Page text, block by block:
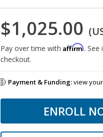
$1,025.00
Pay over time with Affirm.
checkout.
Payment & Funding:view
ENROLL